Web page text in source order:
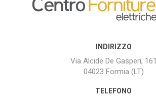
INDIRIZZO
Via Alcide De Gasperi, 161
04023 Formia (LT)
TELEFONO